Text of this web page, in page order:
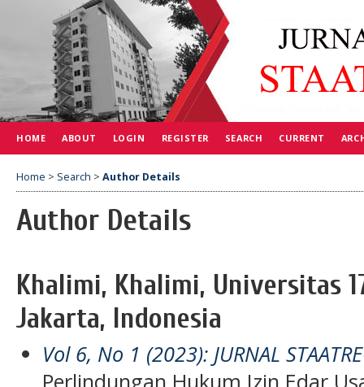
HOME ABOUT LOGIN REGISTER SEARCH CURRENT
Home > Search > Author Details
Author Details
Khalimi, Khalimi, Universitas
Jakarta, Indonesia
Vol 6, No 1 (2023): JURNAL
Perlindungan Hukum Izin Edar